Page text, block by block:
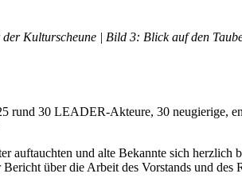
Kulturscheune | Bild 3: Blick auf den
30 LEADER-Akteure, 30 neugierige,
auftauchten und alte Bekannte sich herzlich
über die Arbeit des Vorstands und des